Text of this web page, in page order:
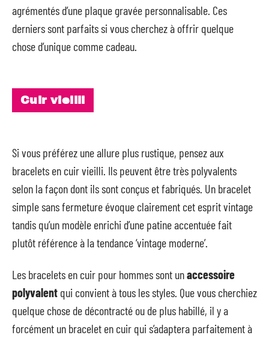
agrémentés d’une plaque gravée personnalisable. Ces
derniers sont parfaits si vous cherchez à offrir quelque
chose d’unique comme cadeau.
Cuir vieilli
Si vous préférez une allure plus rustique, pensez aux
bracelets en cuir vieilli. Ils peuvent être très polyvalents
selon la façon dont ils sont conçus et fabriqués. Un bracelet
simple sans fermeture évoque clairement cet esprit vintage
tandis qu’un modèle enrichi d’une patine accentuée fait
plutôt référence à la tendance ‘vintage moderne’.
Les bracelets en cuir pour hommes sont unaccessoire
polyvalent qui convient à tous les styles. Que vous cherchiez
quelque chose de décontracté ou de plus habillé, il y a
forcément un bracelet en cuir qui s’adaptera parfaitement à